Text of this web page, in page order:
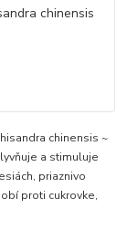
chinensis ~
a stimuluje
priaznivo
proti cukrovke,